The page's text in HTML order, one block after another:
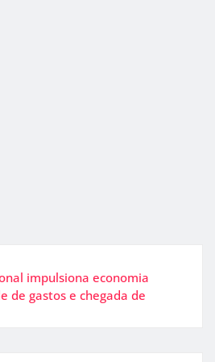
impulsiona economia
de gastos e chegada de